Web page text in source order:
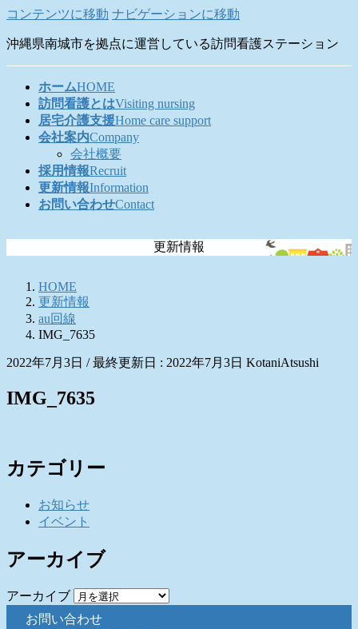
コンテンツに移動 ナビゲーションに移動
沖縄県南城市を拠点に運営している訪問看護ステーション
ホームHOME
訪問看護とはVisiting nursing
居宅介護支援Home care support
会社案内Company
会社概要
採用情報Recruit
更新情報Information
お問い合わせContact
更新情報
HOME
更新情報
au回線
IMG_7635
2022年7月3日 / 最終更新日 : 2022年7月3日 KotaniAtsushi
IMG_7635
カテゴリー
お知らせ
イベント
アーカイブ
アーカイブ
お問い合わせ